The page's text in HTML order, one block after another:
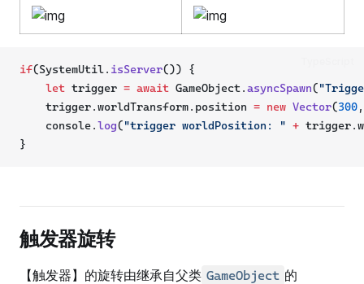
if(SystemUtil. isServer()) {
let trigger = await GameObject.asyncSpawn(
    trigger.worldTransform.position
= new Vector(300
    console.
log("trigger worldPosition: " +
}
触发器旋转
【触发器】的旋转由继承自父类 GameObject 的